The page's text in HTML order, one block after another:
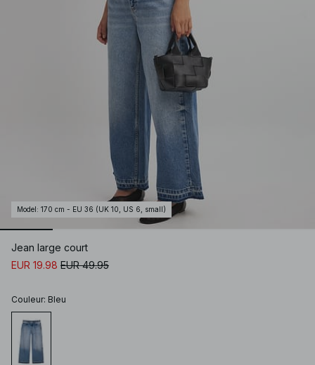
Model : 170 cm - EU 36 (UK 10, US 6, small)
Jean large court
EUR 19.98 EUR 49.95
Couleur: Bleu